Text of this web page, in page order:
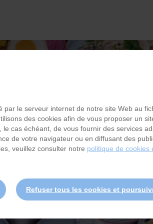
17 / 09 / 2025
par le serveur internet de notre site Web au
des cookies afin de vous proposer un
cas échéant, de vous fournir des services
de votre navigateur ou en diffusant des
veuillez consulter notre politique de cookies
Refuser tous les cookies et